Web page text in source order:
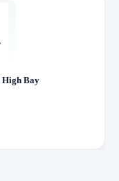
High Bay